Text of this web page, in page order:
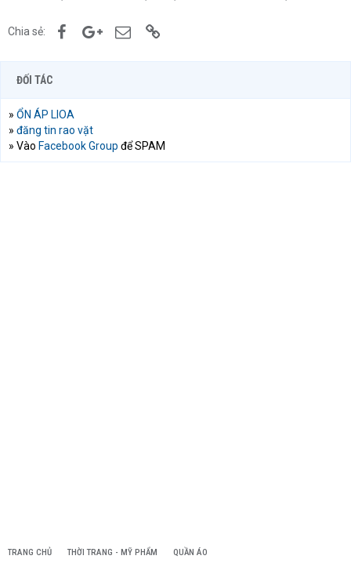
Chia sẻ: FacebookGoogle+Email
ĐỐI TÁC
» ỔN ÁP LIOA
» đăng tin rao vặt
» Vào Facebook Group để SPAM
TRANG CHỦ THỜI TRANG - MỸ PHẨM QUẦN ÁO